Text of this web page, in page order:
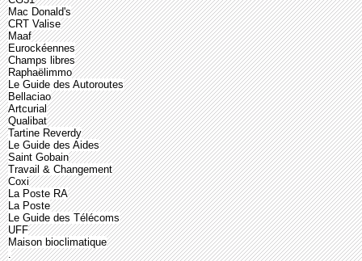
Mac Donald's
CRT Valise
Maaf
Eurockéennes
Champs libres
Raphaëlimmo
Le Guide des Autoroutes
Bellaciao
Artcurial
Qualibat
Tartine Reverdy
Le Guide des Aides
Saint Gobain
Travail & Changement
Coxi
La Poste RA
La Poste
Le Guide des Télécoms
UFF
Maison bioclimatique
.